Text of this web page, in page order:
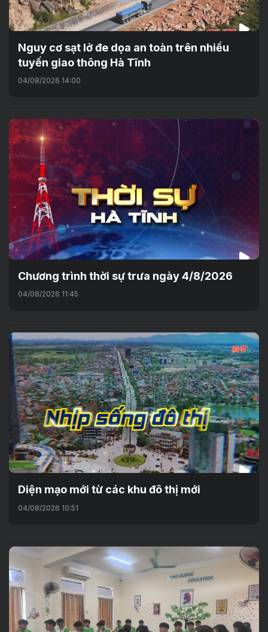
Nguy cơ sạt lở đe dọa an toàn trên nhiều
tuyến giao thông Hà Tĩnh
04/08/2026 14:00
Chương trình thời sự trưa ngày 4/8/2026
04/08/2026 11:45
Diện mạo mới từ các khu đô thị mới
04/08/2026 10:51